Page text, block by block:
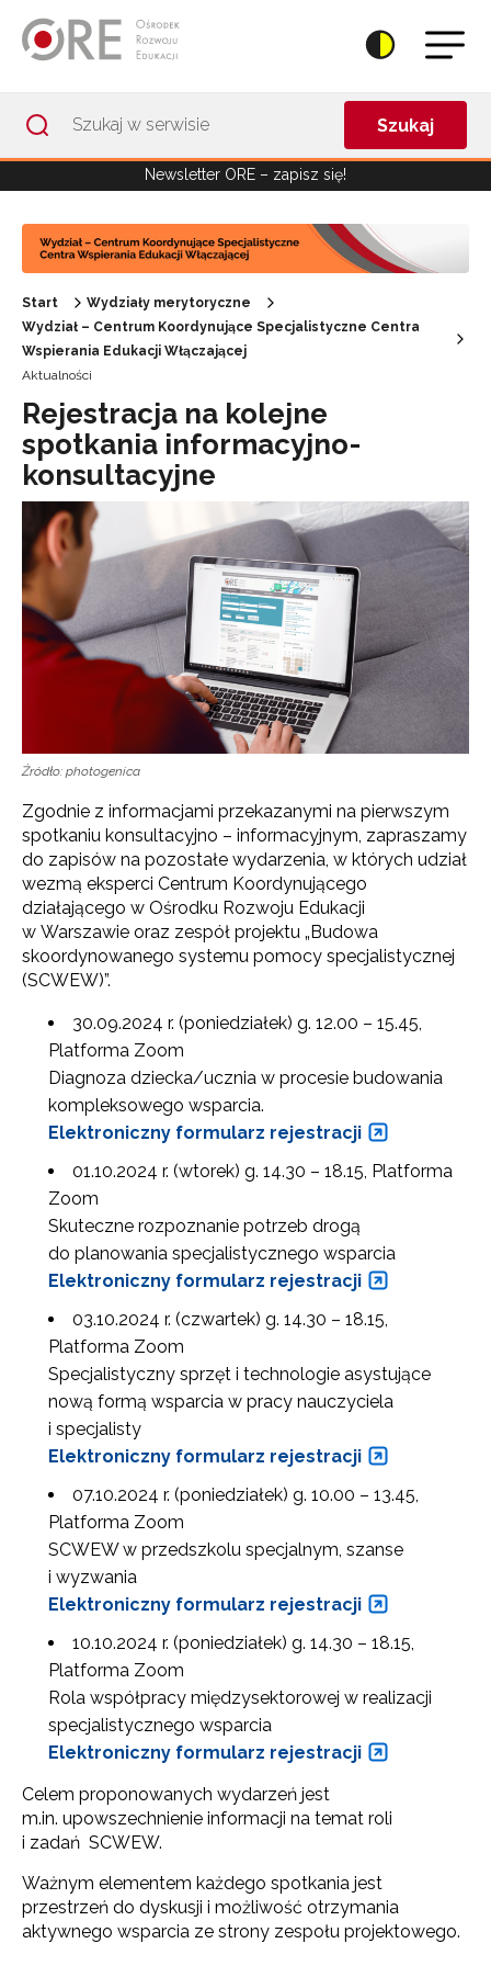
Szukaj
Newsletter ORE – zapisz się!
Start
Wydziały merytoryczne
Wydział – Centrum Koordynujące Specjalistyczne Centra
Wspierania Edukacji Włączającej
Aktualności
Rejestracja na kolejne
spotkania informacyjno-
konsultacyjne
Źródło: photogenica
Zgodnie z informacjami przekazanymi na pierwszym
spotkaniu konsultacyjno – informacyjnym, zapraszamy
do zapisów na pozostałe wydarzenia, w których udział
wezmą eksperci Centrum Koordynującego
działającego w Ośrodku Rozwoju Edukacji
w Warszawie oraz zespół projektu „Budowa
skoordynowanego systemu pomocy specjalistycznej
(SCWEW)”.
30.09.2024 r. (poniedziałek) g. 12.00 – 15.45,
Platforma Zoom
Diagnoza dziecka/ucznia w procesie budowania
kompleksowego wsparcia.
Elektroniczny formularz rejestracji
01.10.2024 r. (wtorek) g. 14.30 – 18.15, Platforma
Zoom
Skuteczne rozpoznanie potrzeb drogą
do planowania specjalistycznego wsparcia
Elektroniczny formularz rejestracji
03.10.2024 r. (czwartek) g. 14.30 – 18.15,
Platforma Zoom
Specjalistyczny sprzęt i technologie asystujące
nową formą wsparcia w pracy nauczyciela
i specjalisty
Elektroniczny formularz rejestracji
07.10.2024 r. (poniedziałek) g. 10.00 – 13.45,
Platforma Zoom
SCWEW w przedszkolu specjalnym, szanse
i wyzwania
Elektroniczny formularz rejestracji
10.10.2024 r. (poniedziałek) g. 14.30 – 18.15,
Platforma Zoom
Rola współpracy międzysektorowej w realizacji
specjalistycznego wsparcia
Elektroniczny formularz rejestracji
Celem proponowanych wydarzeń jest
m.in. upowszechnienie informacji na temat roli
i zadań SCWEW.
Ważnym elementem każdego spotkania jest
przestrzeń do dyskusji i możliwość otrzymania
aktywnego wsparcia ze strony zespołu projektowego.